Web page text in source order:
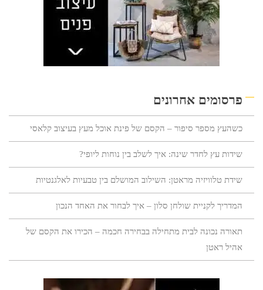
פרסומים אחרונים
כשהעץ מספר סיפור – הקסם של פינת אוכל מעץ בעיצוב קלאסי
שידות עץ לחדר שינה: איך לשלב בין נוחות ליופי?
שידת טלוויזיה מראטן: השילוב המושלם בין טבעיות לאלגנטיות
המדריך לקניית שולחן סלון – איך לבחור את האחד הנכון
תאורה נכונה לבית מתחילה בבחירה חכמה – הכירו את הקסם של
אהיל ראטן